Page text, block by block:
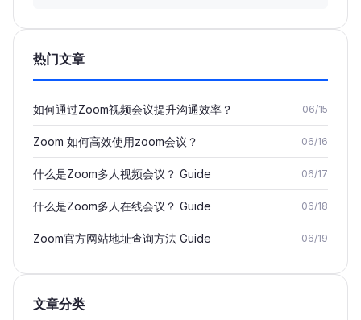
热门文章
如何通过Zoom视频会议提升沟通效率？ 06/15
Zoom 如何高效使用zoom会议？ 06/16
什么是Zoom多人视频会议？ Guide 06/17
什么是Zoom多人在线会议？ Guide 06/18
Zoom官方网站地址查询方法 Guide 06/19
文章分类